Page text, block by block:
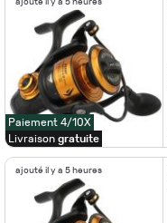
Paiement 4/10X
Livraison gratuite
ajouté il y a 5 heures